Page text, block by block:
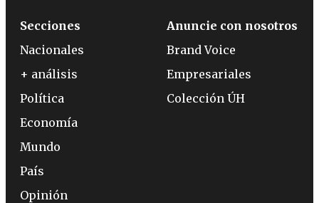
Secciones
Nacionales
+ análisis
Política
Economía
Mundo
País
Opinión
Anuncie con nosotros
Brand Voice
Empresariales
Colección ÚH